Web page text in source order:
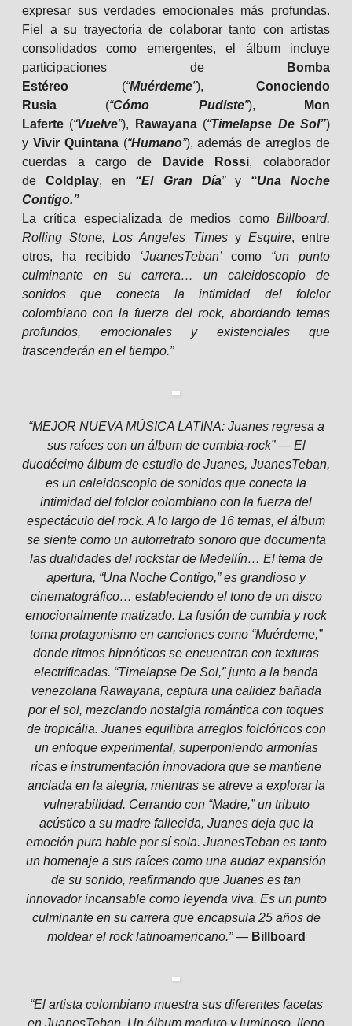
expresar sus verdades emocionales más profundas.
Fiel a su trayectoria de colaborar tanto con artistas
consolidados como emergentes, el álbum incluye
participaciones de
Bomba
Estéreo (“Muérdeme”), Conociendo
Rusia (“Cómo Pudiste”),
Mon
Laferte (“Vuelve”), Rawayana(“Timelapse De Sol”)
y Vivir Quintana(“Humano”), además de arreglos de
cuerdas a cargo de
Davide Rossi, colaborador
deColdplay, en “El Gran Día”y “Una
Noche
Contigo.”
La crítica especializada de medios como Billboard,
Rolling Stone, Los Angeles Times yEsquire, entre
otros, ha recibido ‘JuanesTeban’como “un punto
culminante en su carrera… un caleidoscopio de
sonidos que conecta la intimidad del folclor
colombiano con la fuerza del rock, abordando temas
profundos, emocionales y existenciales que
trascenderán en el tiempo.”
“MEJOR NUEVA MÚSICA LATINA: Juanes regresa a
sus raíces con un álbum de cumbia-rock” — El
duodécimo álbum de estudio de Juanes, JuanesTeban,
es un caleidoscopio de sonidos que conecta la
intimidad del folclor colombiano con la fuerza del
espectáculo del rock. A lo largo de 16 temas, el álbum
se siente como un autorretrato sonoro que documenta
las dualidades del rockstar de Medellín… El tema de
apertura, “Una Noche Contigo,” es grandioso y
cinematográfico… estableciendo el tono de un disco
emocionalmente matizado. La fusión de cumbia y rock
toma protagonismo en canciones como “Muérdeme,”
donde ritmos hipnóticos se encuentran con texturas
electrificadas. “Timelapse De Sol,” junto a la banda
venezolana Rawayana, captura una calidez bañada
por el sol, mezclando nostalgia romántica con toques
de tropicália. Juanes equilibra arreglos folclóricos con
un enfoque experimental, superponiendo armonías
ricas e instrumentación innovadora que se mantiene
anclada en la alegría, mientras se atreve a explorar la
vulnerabilidad. Cerrando con “Madre,” un tributo
acústico a su madre fallecida, Juanes deja que la
emoción pura hable por sí sola. JuanesTeban es tanto
un homenaje a sus raíces como una audaz expansión
de su sonido, reafirmando que Juanes es tan
innovador incansable como leyenda viva. Es un punto
culminante en su carrera que encapsula 25 años de
moldear el rock latinoamericano.” —Billboard
“El artista colombiano muestra sus diferentes facetas
en JuanesTeban. Un álbum maduro y luminoso, lleno